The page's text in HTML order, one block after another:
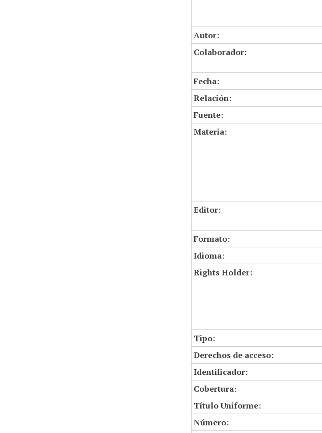
Autor:
Colaborador:
Fecha:
Relación:
Fuente:
Materia:
Editor:
Formato:
Idioma:
Rights Holder:
Tipo:
Derechos de acceso:
Identificador:
Cobertura:
Título Uniforme:
Número: